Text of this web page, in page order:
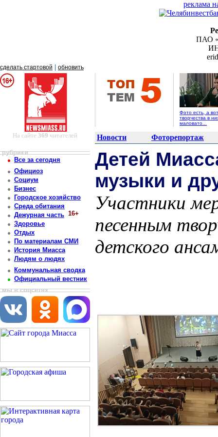
реклама
ПАО
сделать стартовой обновить
Фото есть, а вот
творчества в
маловато...
На сайте 369 читателей Новости Фоторепортаж
рубрики
Все за сегодня
Официоз
Социум
Бизнес
Городское хозяйство
Среда обитания
Дежурная часть 16+
Здоровье
Отдых
По материалам СМИ
История Миасса
Людям о людях
Коммунальная сводка
Официальный вестник
мы в соцсетях
Детей
музыки и
Участники
песенным
детского